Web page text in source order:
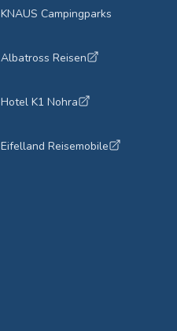
KNAUS Campingparks
Albatross Reisen
Hotel K1 Nohra
Eifelland Reisemobile